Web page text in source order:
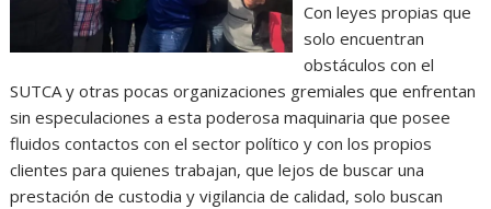
Con leyes propias que
solo encuentran
obstáculos con el
SUTCA y otras pocas organizaciones gremiales que enfrentan
sin especulaciones a esta poderosa maquinaria que posee
fluidos contactos con el sector político y con los propios
clientes para quienes trabajan, que lejos de buscar una
prestación de custodia y vigilancia de calidad, solo buscan